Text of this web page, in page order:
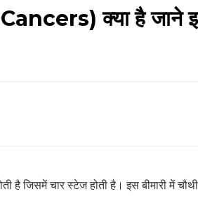
क्‍या है जाने
जिसमें चार स्टेज होती है। इस बीमारी में